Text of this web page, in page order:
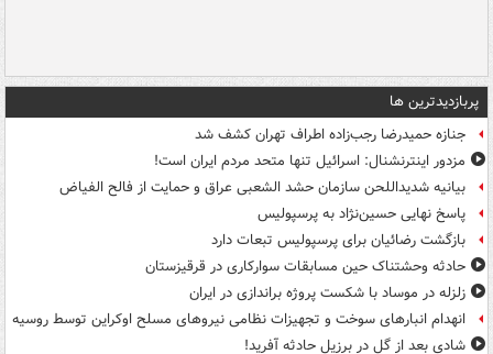
پربازدیدترین ها
جنازه حمیدرضا رجب‌زاده اطراف تهران کشف شد
مزدور اینترنشنال: اسرائیل تنها متحد مردم ایران است!
بیانیه شدیداللحن سازمان حشد الشعبی عراق و حمایت از فالح الفیاض
پاسخ نهایی حسین‌نژاد به پرسپولیس
بازگشت رضائیان برای پرسپولیس تبعات دارد
حادثه وحشتناک حین مسابقات سوارکاری در قرقیزستان
زلزله در موساد با شکست پروژه براندازی در ایران
انهدام انبارهای سوخت و تجهیزات نظامی نیروهای مسلح اوکراین توسط روسیه
شادی بعد از گل در برزیل حادثه آفرید!